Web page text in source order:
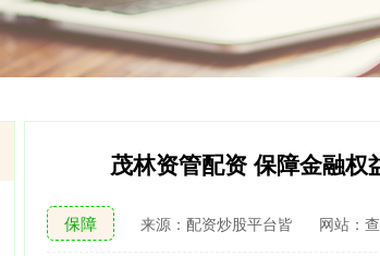
茂林资管配资 保障金融权
保障 来源：配资炒股平台皆 网站：